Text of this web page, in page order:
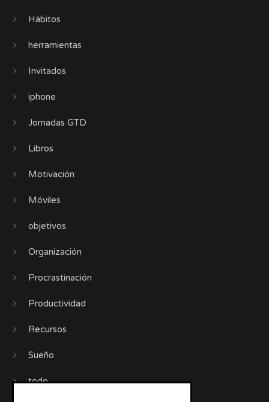
Hábitos
herramientas
Invitados
iphone
Jornadas GTD
Libros
Motivación
Móviles
objetivos
Organización
Procrastinación
Productividad
Recursos
Sueño
todo